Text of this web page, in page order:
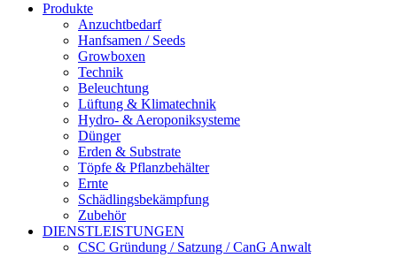
Produkte
Anzuchtbedarf
Hanfsamen / Seeds
Growboxen
Technik
Beleuchtung
Lüftung & Klimatechnik
Hydro- & Aeroponiksysteme
Dünger
Erden & Substrate
Töpfe & Pflanzbehälter
Ernte
Schädlingsbekämpfung
Zubehör
DIENSTLEISTUNGEN
CSC Gründung / Satzung / CanG Anwalt